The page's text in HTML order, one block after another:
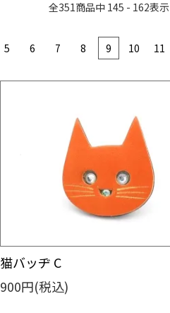
全351商品中 145 - 162表示
5 6 7 8 9 10 11
猫バッヂ C
900円(税込)